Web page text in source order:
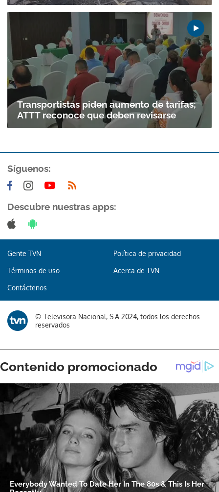
Gracias por suscribirte a nuestro boletín.
Transportistas piden aumento de tarifas;
ATTT reconoce que deben revisarse
Síguenos:
Descubre nuestras apps:
Gente TVN Política de privacidad
Términos de uso Acerca de TVN
Contáctenos
© Televisora Nacional, S.A 2024, todos los derechos
reservados